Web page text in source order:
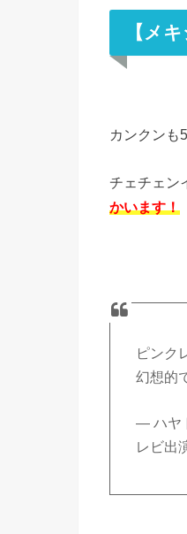
【メ
カンクンも
チェチェン
かいます！
ピンク
幻想的
— ハヤ
レビ出